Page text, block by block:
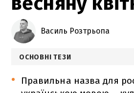
Василь Розтрьопа
ОСНОВНІ ТЕЗИ
Правильна назва для